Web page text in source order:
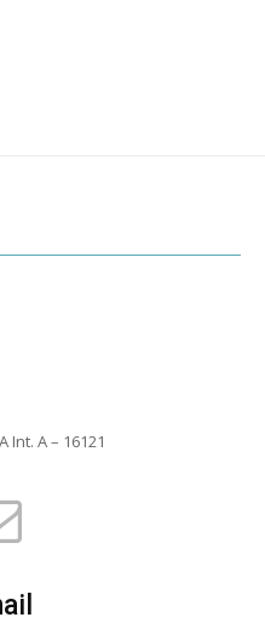
Int. A – 16121